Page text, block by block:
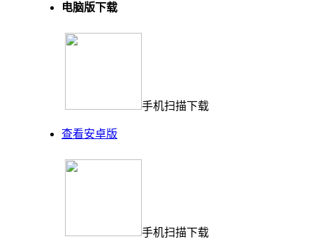
电脑版下载
手机扫描下载
查看安卓版
手机扫描下载